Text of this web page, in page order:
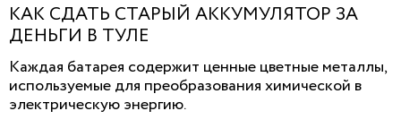
КАК СДАТЬ СТАРЫЙ АККУМУЛЯТОР ЗА
ДЕНЬГИ В ТУЛЕ
Каждая батарея содержит ценные цветные металлы,
используемые для преобразования химической в
электрическую энергию.